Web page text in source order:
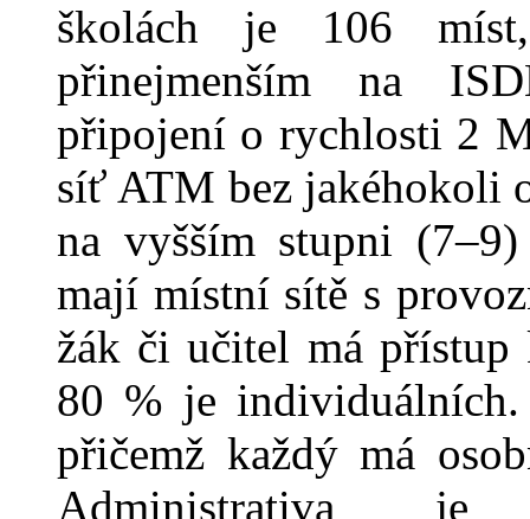
školách je 106
přinejmenším na
připojení o rychlosti 2
síť ATM bez jakéhokoli
na vyšším stupni (7–9)
mají místní sítě s
žák či učitel má přístup
80 % je
přičemž každý má
Administrativa je